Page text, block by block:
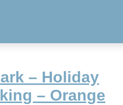
– Holiday
– Orange